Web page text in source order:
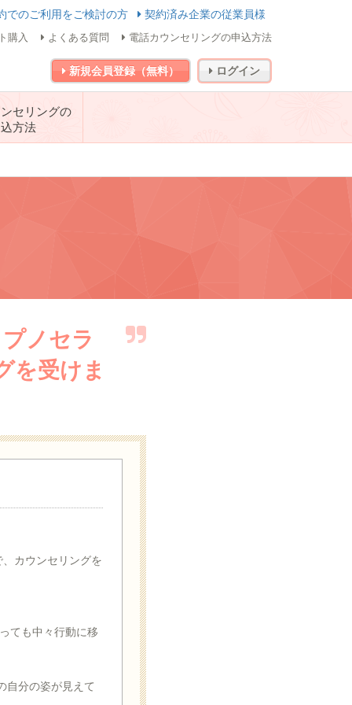
でのご利用をご検討の方 契約済み企業の従業員様
購入 よくある質問 電話カウンセリングの申込方法
新規会員登録（無料） ログイン
セリングの
方法
ノセラ
を受けま
カウンセリングを
ても中々行動に移
自分の姿が見えて